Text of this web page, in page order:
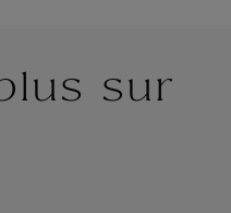
sur